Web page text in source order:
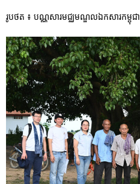
រូបថត ៖ បណ្ណសារមជ្ឈមណ្ឌលឯកសារកម្ពុជា